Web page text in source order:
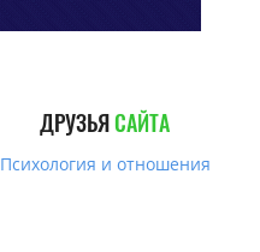
ДРУЗЬЯСАЙТА
Психология и отношения